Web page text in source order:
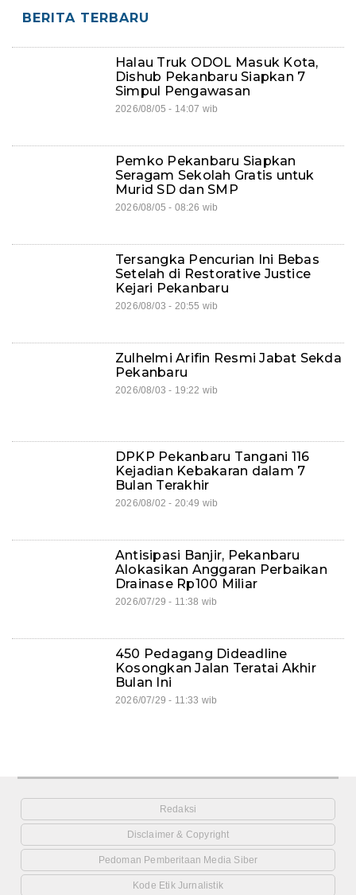
BERITA TERBARU
Halau Truk ODOL Masuk Kota,
Dishub Pekanbaru Siapkan 7
Simpul Pengawasan
2026/08/05 - 14:07 wib
Pemko Pekanbaru Siapkan
Seragam Sekolah Gratis untuk
Murid SD dan SMP
2026/08/05 - 08:26 wib
Tersangka Pencurian Ini Bebas
Setelah di Restorative Justice
Kejari Pekanbaru
2026/08/03 - 20:55 wib
Zulhelmi Arifin Resmi Jabat Sekda
Pekanbaru
2026/08/03 - 19:22 wib
DPKP Pekanbaru Tangani 116
Kejadian Kebakaran dalam 7
Bulan Terakhir
2026/08/02 - 20:49 wib
Antisipasi Banjir, Pekanbaru
Alokasikan Anggaran Perbaikan
Drainase Rp100 Miliar
2026/07/29 - 11:38 wib
450 Pedagang Dideadline
Kosongkan Jalan Teratai Akhir
Bulan Ini
2026/07/29 - 11:33 wib
Redaksi
Disclaimer & Copyright
Pedoman Pemberitaan Media Siber
Kode Etik Jurnalistik